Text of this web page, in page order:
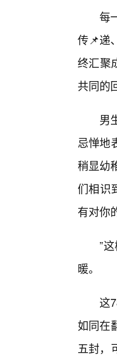
每
传📌递
终汇聚
共同的
男
忌惮地
稍显幼
们相识
有对你
”
暖。
这
如同在
五封，